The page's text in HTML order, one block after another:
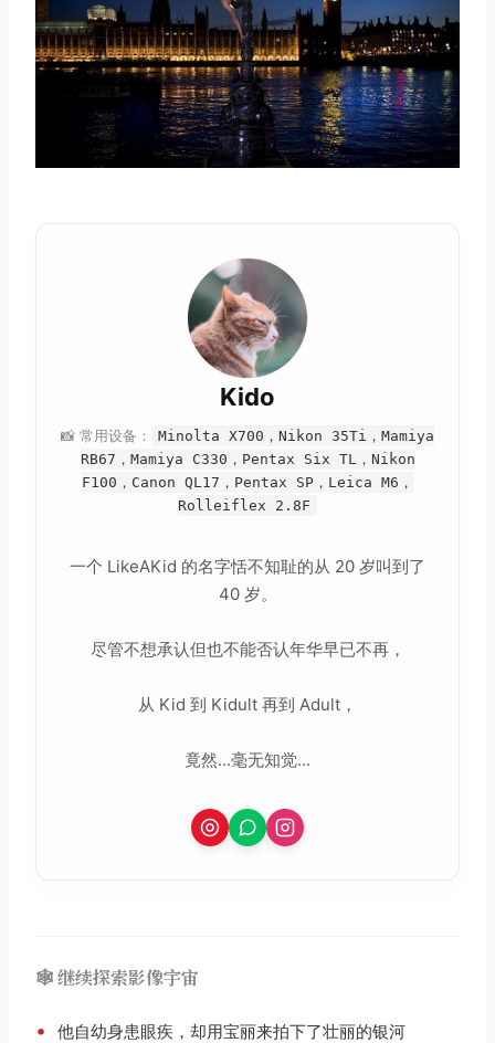
Kido
📸 常用设备：
Minolta X700，Nikon 35Ti，Mamiya
RB67，Mamiya C330，Pentax Six TL，Nikon
F100，Canon QL17，Pentax SP，Leica M6，
Rolleiflex 2.8F
一个 LikeAKid 的名字恬不知耻的从 20 岁叫到了
40 岁。
尽管不想承认但也不能否认年华早已不再，
从 Kid 到 Kidult 再到 Adult，
竟然...毫无知觉...
🕸️ 继续探索影像宇宙
• 他自幼身患眼疾，却用宝丽来拍下了壮丽的银河